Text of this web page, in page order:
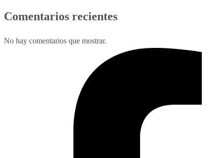
Comentarios recientes
No hay comentarios que mostrar.